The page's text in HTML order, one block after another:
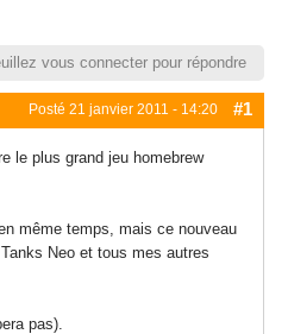
vous connecter pour répondre
Posté 21 janvier 2011 - 14:20 #1
le plus grand jeu homebrew
même temps, mais ce nouveau
Neo et tous mes autres
pas).